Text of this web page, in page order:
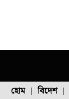
হোম বিদেশ